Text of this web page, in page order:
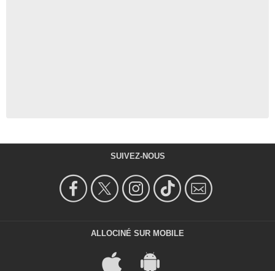
SUIVEZ-NOUS
ALLOCINÉ SUR MOBILE